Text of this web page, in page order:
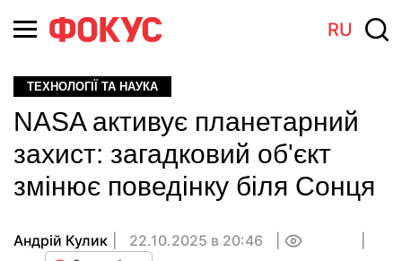
RU
ТЕХНОЛОГІЇ ТА НАУКА
NASA активує планетарний
захист: загадковий об'єкт
змінює поведінку біля Сонця
Андрій Кулик 22.10.2025 в 20:46